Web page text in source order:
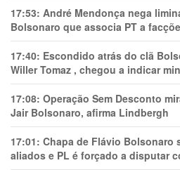
17:53: André Mendonça nega
Bolsonaro que associa PT a
17:40: Escondido atrás do clã
Willer Tomaz , chegou a indicar
17:08: Operação Sem Desconto
Jair Bolsonaro, afirma Lindbergh
17:01: Chapa de Flávio Bolsonaro
aliados e PL é forçado a disputar